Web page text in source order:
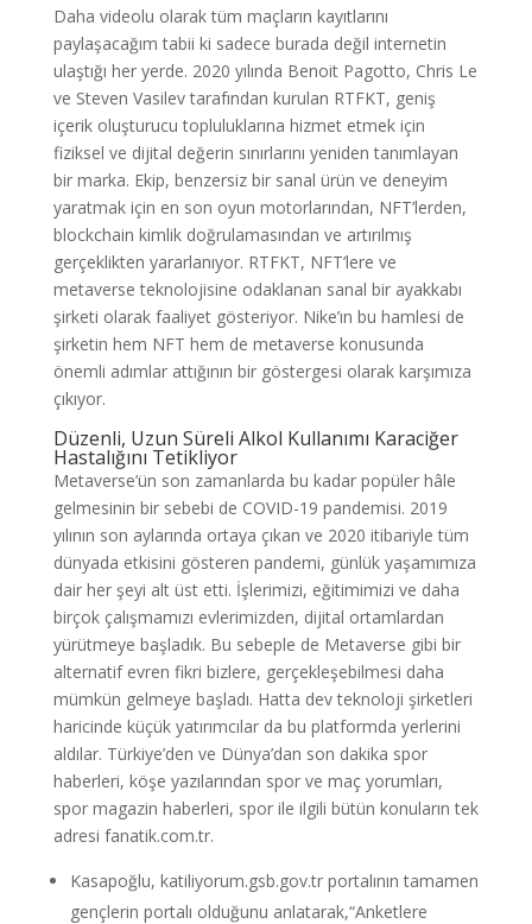
Daha videolu olarak tüm maçların kayıtlarını
paylaşacağım tabii ki sadece burada değil internetin
ulaştığı her yerde. 2020 yılında Benoit Pagotto, Chris Le
ve Steven Vasilev tarafından kurulan RTFKT, geniş
içerik oluşturucu topluluklarına hizmet etmek için
fiziksel ve dijital değerin sınırlarını yeniden tanımlayan
bir marka. Ekip, benzersiz bir sanal ürün ve deneyim
yaratmak için en son oyun motorlarından, NFT’lerden,
blockchain kimlik doğrulamasından ve artırılmış
gerçeklikten yararlanıyor. RTFKT, NFT’lere ve
metaverse teknolojisine odaklanan sanal bir ayakkabı
şirketi olarak faaliyet gösteriyor. Nike’ın bu hamlesi de
şirketin hem NFT hem de metaverse konusunda
önemli adımlar attığının bir göstergesi olarak karşımıza
çıkıyor.
Düzenli, Uzun Süreli Alkol Kullanımı Karaciğer
Hastalığını Tetikliyor
Metaverse’ün son zamanlarda bu kadar popüler hâle
gelmesinin bir sebebi de COVID-19 pandemisi. 2019
yılının son aylarında ortaya çıkan ve 2020 itibariyle tüm
dünyada etkisini gösteren pandemi, günlük yaşamımıza
dair her şeyi alt üst etti. İşlerimizi, eğitimimizi ve daha
birçok çalışmamızı evlerimizden, dijital ortamlardan
yürütmeye başladık. Bu sebeple de Metaverse gibi bir
alternatif evren fikri bizlere, gerçekleşebilmesi daha
mümkün gelmeye başladı. Hatta dev teknoloji şirketleri
haricinde küçük yatırımcılar da bu platformda yerlerini
aldılar. Türkiye’den ve Dünya’dan son dakika spor
haberleri, köşe yazılarından spor ve maç yorumları,
spor magazin haberleri, spor ile ilgili bütün konuların tek
adresi fanatik.com.tr.
Kasapoğlu, katiliyorum.gsb.gov.tr portalının tamamen
gençlerin portalı olduğunu anlatarak,“Anketlere